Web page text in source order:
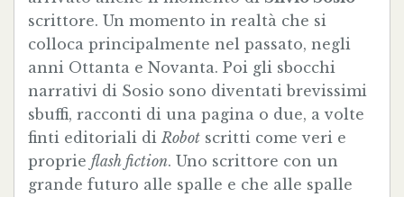
scrittore. Un momento in realtà che si
colloca principalmente nel passato, negli
anni Ottanta e Novanta. Poi gli sbocchi
narrativi di Sosio sono diventati brevissimi
sbuffi, racconti di una pagina o due, a volte
finti editoriali di Robot scritti come veri e
proprie flash fiction. Uno scrittore con un
grande futuro alle spalle e che alle spalle